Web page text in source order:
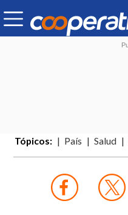
Tópicos: País Salud